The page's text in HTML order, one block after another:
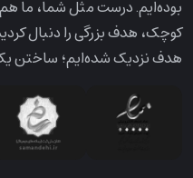
بوده‌ایم. درست مثل شما، ما
کوچک، هدف بزرگی را دنبال
هدف نزدیک شده‌ایم؛ ساختن یک